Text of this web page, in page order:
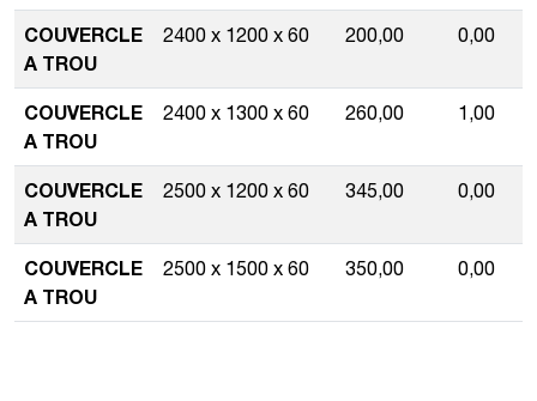
COUVERCLE
A TROU
2400 x 1200 x 60 200,00 0,00
COUVERCLE
A TROU
2400 x 1300 x 60 260,00 1,00
COUVERCLE
A TROU
2500 x 1200 x 60 345,00 0,00
COUVERCLE
A TROU
2500 x 1500 x 60 350,00 0,00